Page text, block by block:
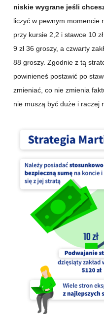
niskie wygrane jeśli
liczyć w pewnym momencie
przy kursie 2,2 i stawce 10
9 zł 36 groszy, a czwarty
88 groszy. Zgodnie z tą
powinieneś postawić po
zmieniać, co nie zmienia
nie muszą być duże i raczej